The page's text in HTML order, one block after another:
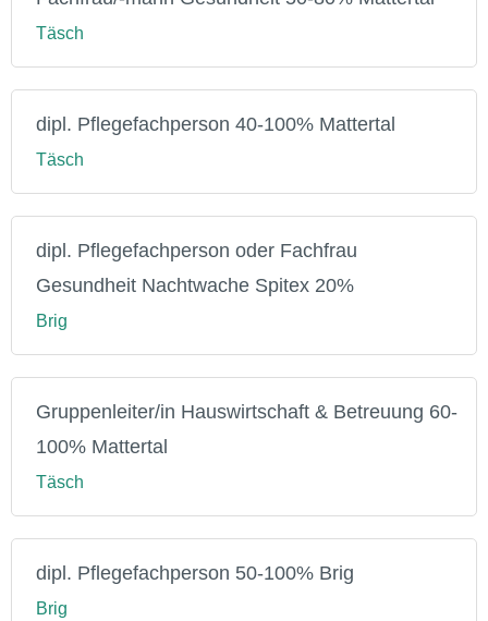
Täsch
dipl. Pflegefachperson 40-100% Mattertal
Täsch
dipl. Pflegefachperson oder Fachfrau
Gesundheit Nachtwache Spitex 20%
Brig
Gruppenleiter/in Hauswirtschaft & Betreuung 60-
100% Mattertal
Täsch
dipl. Pflegefachperson 50-100% Brig
Brig